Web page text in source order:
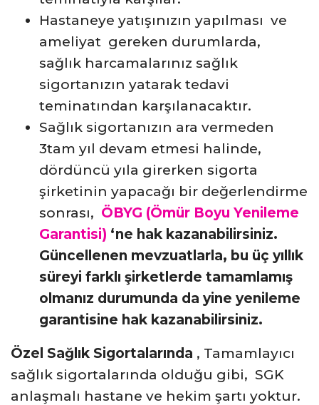
Hastaneye yatışınızın yapılması ve
ameliyat gereken durumlarda,
sağlık harcamalarınız sağlık
sigortanızın yatarak tedavi
teminatından karşılanacaktır.
Sağlık sigortanızın ara vermeden
3tam yıl devam etmesi halinde,
dördüncü yıla girerken sigorta
şirketinin yapacağı bir değerlendirme
sonrası, ÖBYG (Ömür Boyu Yenileme
Garantisi) ‘ne hak kazanabilirsiniz.
Güncellenen mevzuatlarla, bu üç yıllık
süreyi farklı şirketlerde tamamlamış
olmanız durumunda da yine yenileme
garantisine hak kazanabilirsiniz.
Özel Sağlık Sigortalarında , Tamamlayıcı
sağlık sigortalarında olduğu gibi, SGK
anlaşmalı hastane ve hekim şartı yoktur.